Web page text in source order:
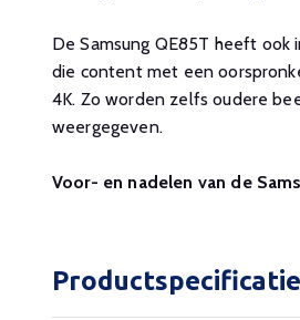
De Samsung QE85T heeft
die content met een
4K. Zo worden zelfs oudere
weergegeven.
Voor- en nadelen van de